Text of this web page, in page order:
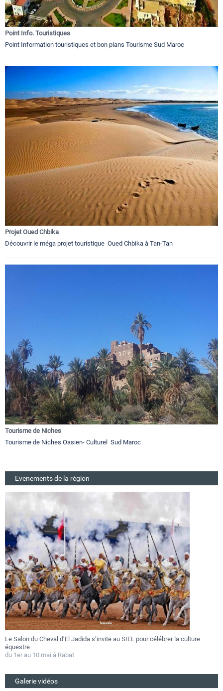
Point Info. Touristiques
Point Information touristiques et bon plans Tourisme Sud Maroc
Projet Oued Chbika
Découvrir le méga projet touristique Oued Chbika à Tan-Tan
Tourisme de Niches
Tourisme de Niches Oasien- Culturel Sud Maroc
Evenements de la région
Le Salon du Cheval d’El Jadida s’invite au SIEL pour célébrer la culture
équestre
du 1er au 10 mai à Rabat
Galerie vidéos